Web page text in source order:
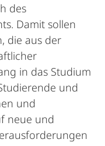
des
Damit sollen
die aus der
in das Studium
und
und
neue und